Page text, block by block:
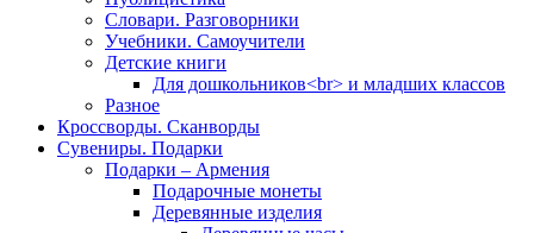
Словари. Разговорники
Учебники. Самоучители
Детские книги
Для дошкольников<br> и младших классов
Разное
Кроссворды. Сканворды
Сувениры. Подарки
Подарки – Армения
Подарочные монеты
Деревянные изделия